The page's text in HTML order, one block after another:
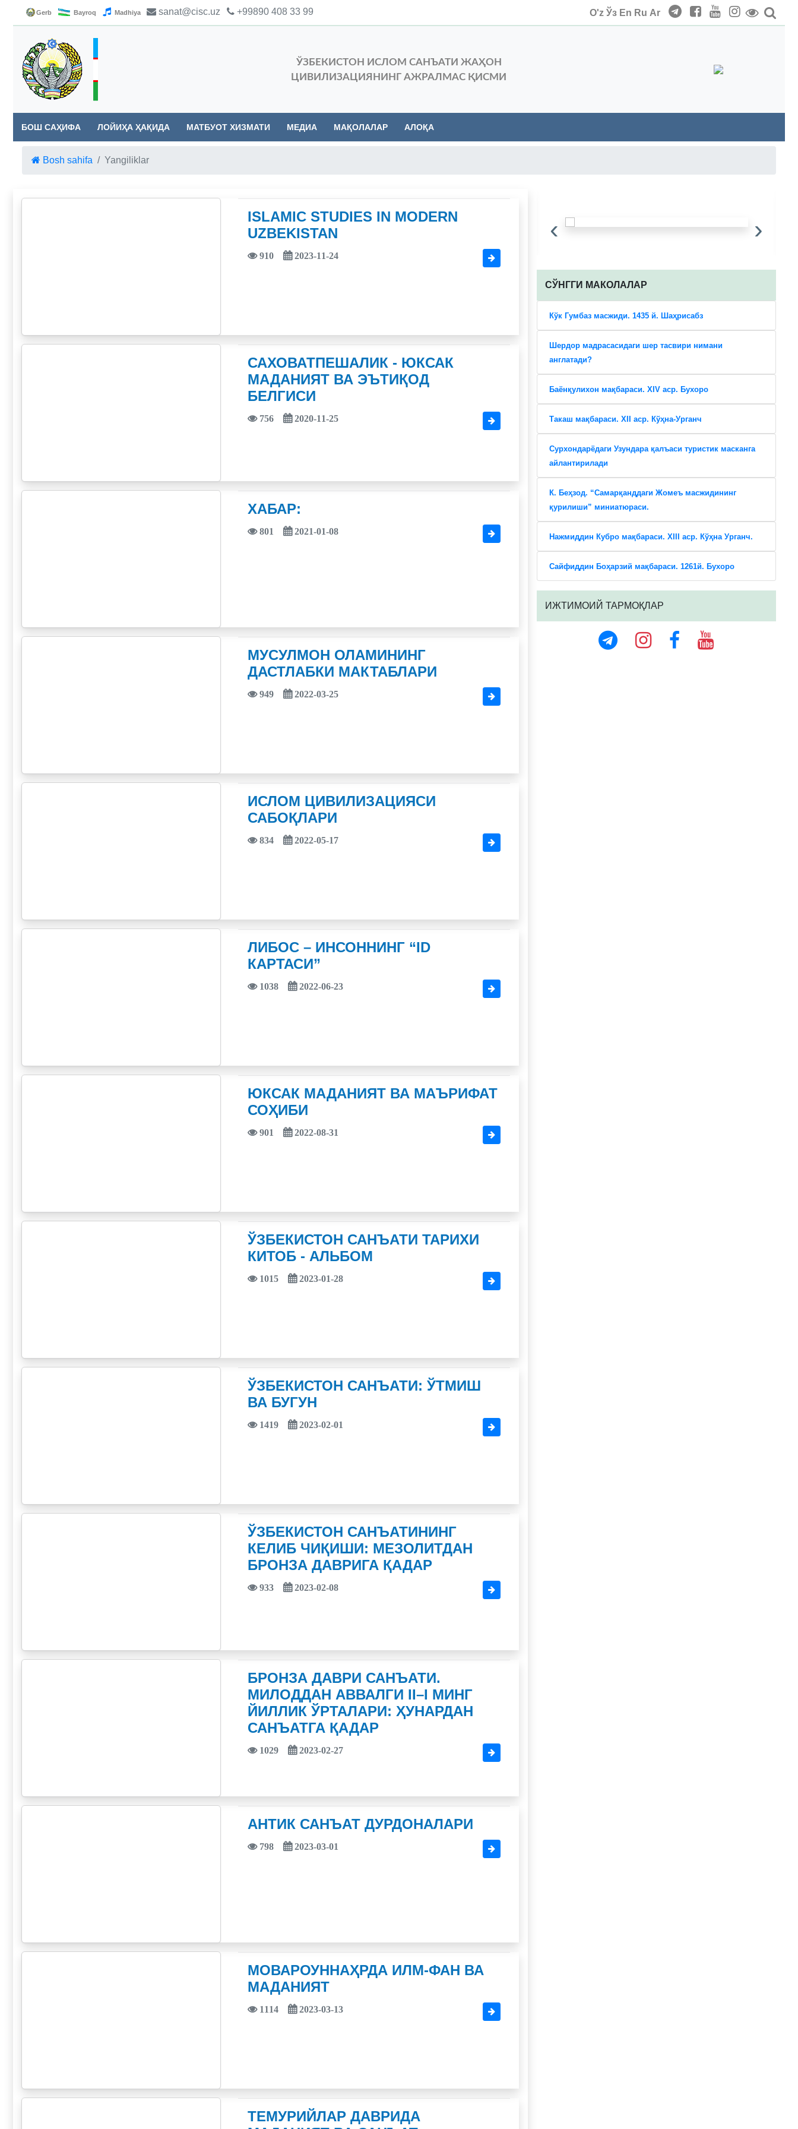
Gerb Bayroq Madhiya sanat@cisc.uz +99890 408 33 99 O'z Ўз En Ru Ar
ЎЗБЕКИСТОН ИСЛОМ САНЪАТИ ЖАҲОН
ЦИВИЛИЗАЦИЯНИНГ АЖРАЛМАС ҚИСМИ
БОШ САҲИФА ЛОЙИҲА ҲАҚИДА МАТБУОТ ХИЗМАТИ МЕДИА МАҚОЛАЛАР АЛОҚА
Bosh sahifa Yangiliklar
ISLAMIC STUDIES IN MODERN
UZBEKISTAN
910 2023-11-24
САХОВАТПЕШАЛИК - ЮКСАК
МАДАНИЯТ ВА ЭЪТИҚОД
БЕЛГИСИ
756 2020-11-25
ХАБАР:
801 2021-01-08
МУСУЛМОН ОЛАМИНИНГ
ДАСТЛАБКИ МАКТАБЛАРИ
949 2022-03-25
ИСЛОМ ЦИВИЛИЗАЦИЯСИ
САБОҚЛАРИ
834 2022-05-17
ЛИБОС – ИНСОННИНГ “ID
КАРТАСИ”
1038 2022-06-23
ЮКСАК МАДАНИЯТ ВА МАЪРИФАТ
СОҲИБИ
901 2022-08-31
ЎЗБЕКИСТОН САНЪАТИ ТАРИХИ
КИТОБ - АЛЬБОМ
1015 2023-01-28
ЎЗБЕКИСТОН САНЪАТИ: ЎТМИШ
ВА БУГУН
1419 2023-02-01
ЎЗБЕКИСТОН САНЪАТИНИНГ
КЕЛИБ ЧИҚИШИ: МЕЗОЛИТДАН
БРОНЗА ДАВРИГА ҚАДАР
933 2023-02-08
БРОНЗА ДАВРИ САНЪАТИ.
МИЛОДДАН АВВАЛГИ II–I МИНГ
ЙИЛЛИК ЎРТАЛАРИ: ҲУНАРДАН
САНЪАТГА ҚАДАР
1029 2023-02-27
АНТИК САНЪАТ ДУРДОНАЛАРИ
798 2023-03-01
МОВАРОУННАҲРДА ИЛМ-ФАН ВА
МАДАНИЯТ
1114 2023-03-13
ТЕМУРИЙЛАР ДАВРИДА
‹ ›
CЎНГГИ МАКОЛАЛАР
Кўк Гумбаз масжиди. 1435 й. Шаҳрисабз
Шердор мадрасасидаги шер тасвири нимани
англатади?
Баёнқулихон мақбараси. XIV аср. Бухоро
Такаш мақбараси. XII аср. Кўҳна-Урганч
Сурхондарёдаги Узундара қалъаси туристик масканга
айлантирилади
К. Беҳзод. “Самарқанддаги Жомеъ масжидининг
қурилиши” миниатюраси.
Нажмиддин Кубро мақбараси. XIII аср. Кўҳна Урганч.
Сайфиддин Боҳарзий мақбараси. 1261й. Бухоро
ИЖТИМОИЙ ТАРМОҚЛАР